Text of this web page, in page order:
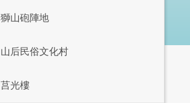
獅山砲陣地
山后民俗文化村
莒光樓